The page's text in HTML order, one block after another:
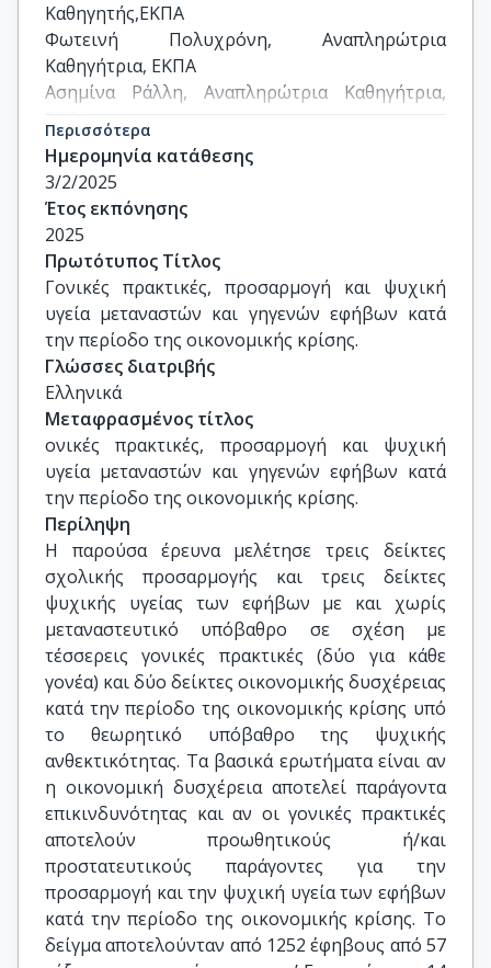
Καθηγητής,ΕΚΠΑ
Φωτεινή Πολυχρόνη, Αναπληρώτρια
Καθηγήτρια, ΕΚΠΑ
Ασημίνα Ράλλη, Αναπληρώτρια Καθηγήτρια,
Φιλία Ίσαρη, Καθηγήτρια, ΕΚΠΑ
Σπύρος Τάνταρος, Καθηγητής, ΕΚΠΑ
Περισσότερα
Ημερομηνία κατάθεσης
3/2/2025
Έτος εκπόνησης
2025
Πρωτότυπος Τίτλος
Γονικές πρακτικές, προσαρμογή και ψυχική
υγεία μεταναστών και γηγενών εφήβων κατά
την περίοδο της οικονομικής κρίσης.
Γλώσσες διατριβής
Ελληνικά
Μεταφρασμένος τίτλος
ονικές πρακτικές, προσαρμογή και ψυχική
υγεία μεταναστών και γηγενών εφήβων κατά
την περίοδο της οικονομικής κρίσης.
Περίληψη
Η παρούσα έρευνα μελέτησε τρεις δείκτες
σχολικής προσαρμογής και τρεις δείκτες
ψυχικής υγείας των εφήβων με και χωρίς
μεταναστευτικό υπόβαθρο σε σχέση με
τέσσερεις γονικές πρακτικές (δύο για κάθε
γονέα) και δύο δείκτες οικονομικής δυσχέρειας
κατά την περίοδο της οικονομικής κρίσης υπό
το θεωρητικό υπόβαθρο της ψυχικής
ανθεκτικότητας. Τα βασικά ερωτήματα είναι αν
η οικονομική δυσχέρεια αποτελεί παράγοντα
επικινδυνότητας και αν οι γονικές πρακτικές
αποτελούν προωθητικούς ή/και
προστατευτικούς παράγοντες για την
προσαρμογή και την ψυχική υγεία των εφήβων
κατά την περίοδο της οικονομικής κρίσης. Το
δείγμα αποτελούνταν από 1252 έφηβους από 57